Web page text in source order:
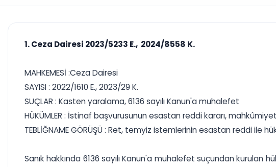
1. Ceza Dairesi 2023/5233 E., 2024/8558 K.
MAHKEMESİ :Ceza Dairesi
SAYISI : 2022/1610 E., 2023/29 K.
SUÇLAR : Kasten yaralama, 6136 sayılı Kanun'a muhalefet
HÜKÜMLER : İstinaf başvurusunun esastan reddi kararı, mahkûmiyet
TEBLİĞNAME GÖRÜŞÜ : Ret, temyiz istemlerinin esastan reddi ile
Sanık hakkında 6136 sayılı Kanun'a muhalefet suçundan